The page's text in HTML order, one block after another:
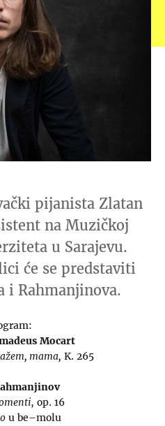
pijanista Zlatan
na Muzičkoj
u Sarajevu.
će se predstaviti
i Rahmanjinova.
Mocart
mama, K. 265
, op. 16
u be–molu